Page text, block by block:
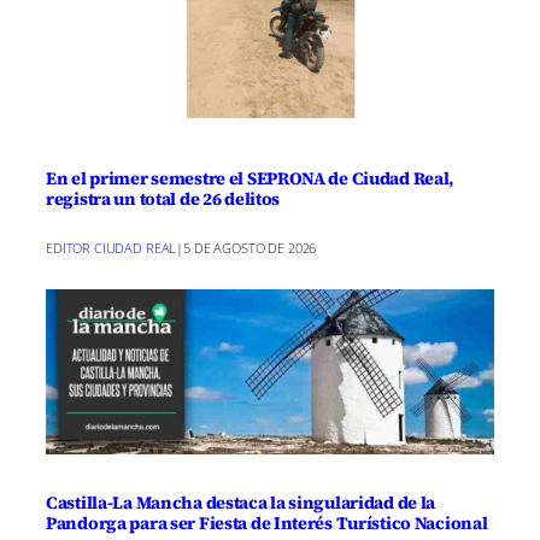
participantes, y el Proyecto ‘Castilla-La
Mancha con + vida’, que consiste en una
aplicación donde se realiza un pequeño
necesidades específicas.
Esta APP sirve como punto de encuentro
de las políticas de prevención de la salud
con tres líneas de acción, actividad,
alimentación y comunidad. Además,
estará conectada a una pulsera de
actividad que recogerá esa información
básica.
En el primer semestre el SEPRONA de Ciudad Real,
registra un total de 26 delitos
EDITOR CIUDAD REAL | 5 DE AGOSTO DE 2026
Castilla-La Mancha destaca la singularidad de la
Pandorga para ser Fiesta de Interés Turístico Nacional